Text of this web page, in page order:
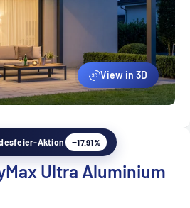
View in 3D
Aktion −17.91%
Ultra Aluminium